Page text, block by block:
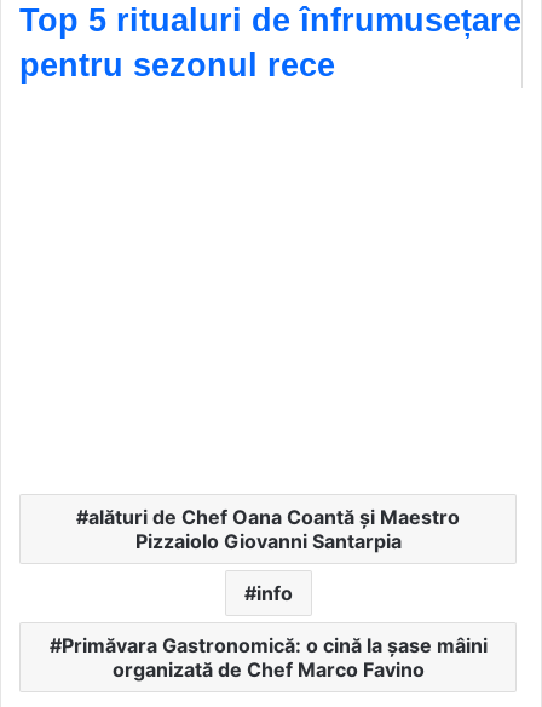
Top 5 ritualuri de înfrumusețare
pentru sezonul rece
alături de Chef Oana Coantă și Maestro
Pizzaiolo Giovanni Santarpia
info
Primăvara Gastronomică: o cină la șase mâini
organizată de Chef Marco Favino